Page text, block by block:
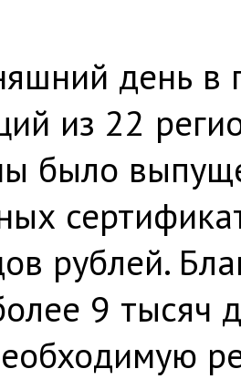
день в
из 22
было
рублей.
9 тысяч